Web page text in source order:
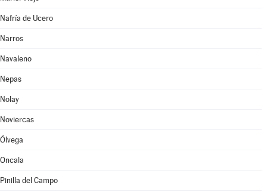
Nafría de Ucero
Narros
Navaleno
Nepas
Nolay
Noviercas
Ólvega
Oncala
Pinilla del Campo